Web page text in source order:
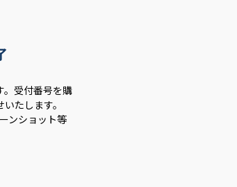
。受付番号を購
たします。
ンショット等